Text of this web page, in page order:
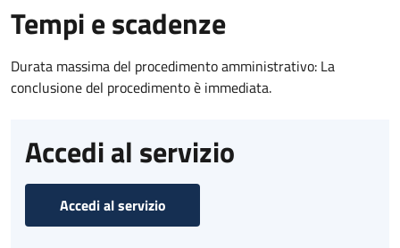
Tempi e scadenze
Durata massima del procedimento amministrativo: La
conclusione del procedimento è immediata.
Accedi al servizio
Accedi al servizio